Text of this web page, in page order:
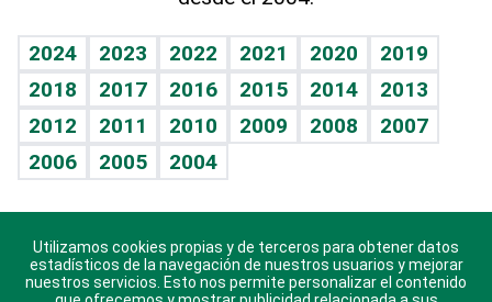
Vida y familia
Eñe
Celebrando la vida
Sin complejos
En pocas palabras
Escuchando al corazón
TBT Deportivo
Guía del dinero
Horóscopos
Crucigramas
2024 2023 2022 2021 2020
2019
2018
2017 2016 2015 2014
2013
2012
2011 2010 2009 2008
2007
2006
2005 2004
Descarga nuestras aplicaciones para Android, iOS y
sistema Huawei.
Utilizamos cookies propias y de terceros para obtener datos
estadísticos de la navegación de nuestros usuarios y mejorar
nuestros servicios. Esto nos permite personalizar el contenido